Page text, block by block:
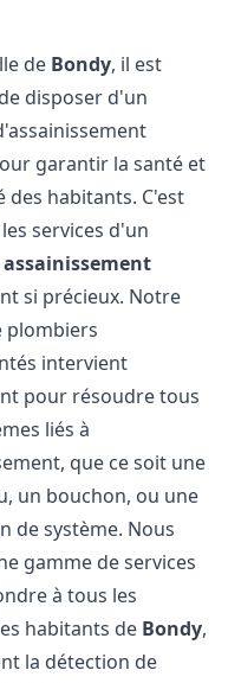
de Bondy, il est
disposer d'un
garantir la santé et
des habitants. C'est
services d'un
si précieux. Notre
plombiers
intervient
pour résoudre tous
liés à
que ce soit une
un bouchon, ou une
de système. Nous
gamme de services
à tous les
habitants de Bondy,
la détection de